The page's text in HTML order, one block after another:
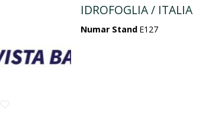
IDROFOGLIA / ITALIA
Numar Stand E127